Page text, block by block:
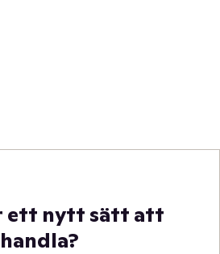
ett nytt sätt att
handla?